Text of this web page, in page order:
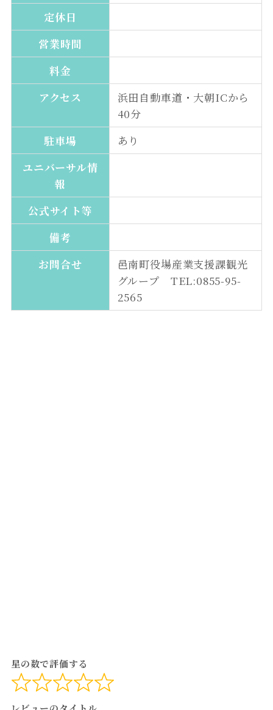
定休日
営業時間
料金
アクセス
浜田自動車道・大朝ICから
40分
駐車場
あり
ユニバーサル情
報
公式サイト等
備考
お問合せ
邑南町役場産業支援課観光
グループ TEL:0855-95-
2565
星の数で評価する